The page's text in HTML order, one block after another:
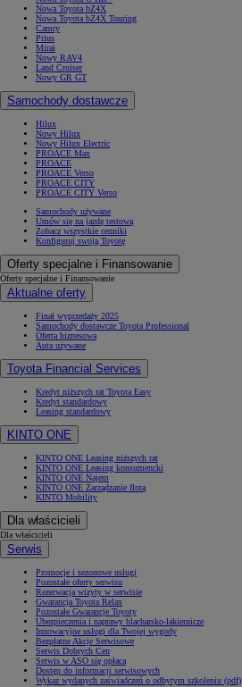
Nowa Toyota bZ4X
Nowa Toyota bZ4X Touring
Camry
Prius
Mirai
Nowy RAV4
Land Cruiser
Nowy GR GT
Samochody dostawcze
Hilux
Nowy Hilux
Nowy Hilux Electric
PROACE Max
PROACE
PROACE Verso
PROACE CITY
PROACE CITY Verso
Samochody używane
Umów się na jazdę testową
Zobacz wszystkie cenniki
Konfiguruj swoją Toyotę
Oferty specjalne i Finansowanie
Oferty specjalne i Finansowanie
Aktualne oferty
Finał wyprzedaży 2025
Samochody dostawcze Toyota Professional
Oferta biznesowa
Auta używane
Toyota Financial Services
Kredyt niższych rat Toyota Easy
Kredyt standardowy
Leasing standardowy
KINTO ONE
KINTO ONE Leasing niższych rat
KINTO ONE Leasing konsumencki
KINTO ONE Najem
KINTO ONE Zarządzanie flotą
KINTO Mobility
Dla właścicieli
Dla właścicieli
Serwis
Promocje i sezonowe usługi
Pozostałe oferty serwisu
Rezerwacja wizyty w serwisie
Gwarancja Toyota Relax
Pozostałe Gwarancje Toyoty
Ubezpieczenia i naprawy blacharsko-lakiernicze
Innowacyjne usługi dla Twojej wygody
Bezpłatne Akcje Serwisowe
Serwis Dobrych Cen
Serwis w ASO się opłaca
Dostęp do informacji serwisowych
Wykaz wydanych zaświadczeń o odbytym szkoleniu (pdf)